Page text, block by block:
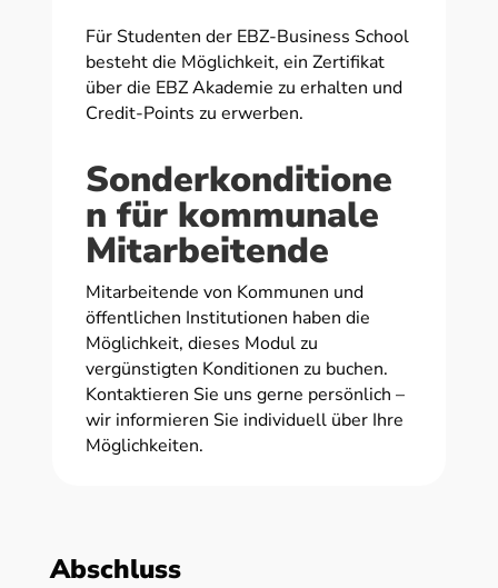
Für Studenten der EBZ-Business School
besteht die Möglichkeit, ein Zertifikat
über die EBZ Akademie zu erhalten und
Credit-Points zu erwerben.
Sonderkonditione
n für kommunale
Mitarbeitende
Mitarbeitende von Kommunen und
öffentlichen Institutionen haben die
Möglichkeit, dieses Modul zu
vergünstigten Konditionen zu buchen.
Kontaktieren Sie uns gerne persönlich –
wir informieren Sie individuell über Ihre
Möglichkeiten.
Abschluss